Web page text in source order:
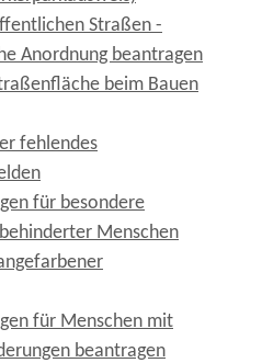
Straßen -
Anordnung beantragen
beim Bauen
fehlendes
für besondere
Menschen
für Menschen mit
beantragen